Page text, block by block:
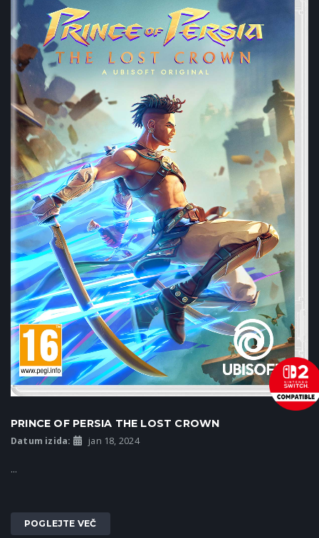
PRINCE OF PERSIA THE LOST CROWN
Datum izida: jan 18, 2024
...
POGLEJTE VEČ